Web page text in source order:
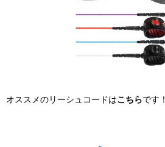
オススメのリーシュコードはこちらです！